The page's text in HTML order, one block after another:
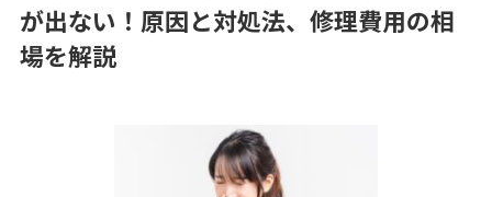
が出ない！原因と対処法、修理費用の相
場を解説